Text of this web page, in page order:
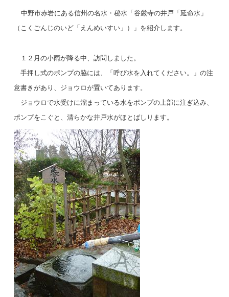
中野市赤岩にある信州の名水・秘水「谷厳寺の井戸「延命水」
（こくごんじのいど「えんめいすい」）
」を紹介します。
１２月の小雨が降る中、訪問しました。
手押し式のポンプの脇には、「呼び水を入れてください。」の注
意書きがあり、ジョウロが置いてあります。
ジョウロで水受けに溜まっている水をポンプの上部に注ぎ込み、
ポンプをこぐと、清らかな井戸水がほとばしります。